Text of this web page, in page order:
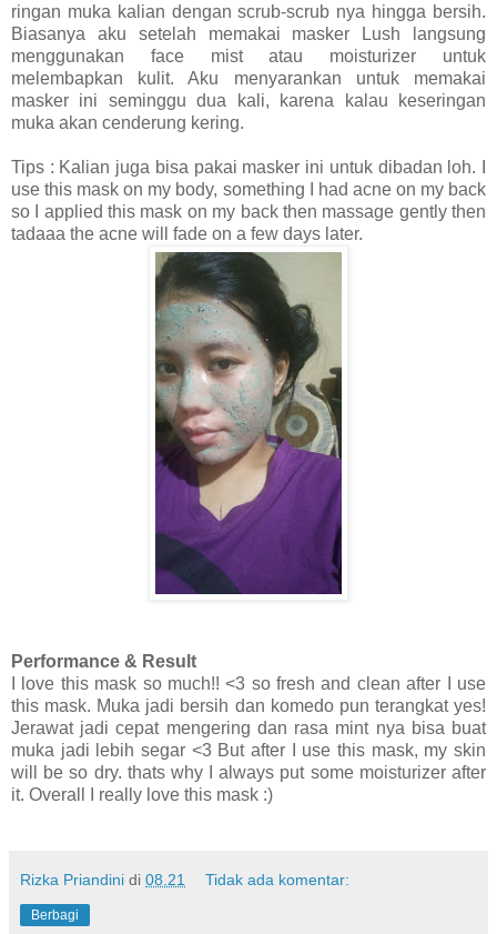
ringan muka kalian dengan scrub-scrub nya hingga bersih.
Biasanya aku setelah memakai masker Lush langsung
menggunakan face mist atau moisturizer untuk
melembapkan kulit. Aku menyarankan untuk memakai
masker ini seminggu dua kali, karena kalau keseringan
muka akan cenderung kering.
Tips : Kalian juga bisa pakai masker ini untuk dibadan loh. I
use this mask on my body, something I had acne on my back
so I applied this mask on my back then massage gently then
tadaaa the acne will fade on a few days later.
Performance & Result
I love this mask so much!! <3 so fresh and clean after I use
this mask. Muka jadi bersih dan komedo pun terangkat yes!
Jerawat jadi cepat mengering dan rasa mint nya bisa buat
muka jadi lebih segar <3 But after I use this mask, my skin
will be so dry. thats why I always put some moisturizer after
it. Overall I really love this mask :)
Rizka Priandini di 08.21 Tidak ada komentar:
Berbagi